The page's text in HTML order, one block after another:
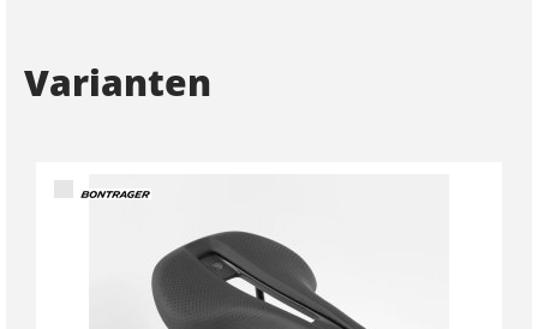
Varianten